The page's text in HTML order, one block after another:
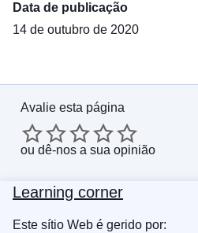
Data de publicação
14 de outubro de 2020
Avalie esta página
ou dê-nos a sua opinião
Learning corner
Este sítio Web é gerido por: